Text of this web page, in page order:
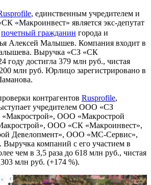
, единственным учредителем и
«Макроинвест» является экс-депутат
почетный гражданин города и
Алексей Малышев. Компания входит в
Выручка «СЗ «СК
году достигла 379 млн руб., чистая
млн руб. Юрлицо зарегистрировано в
контрагентов Rusprofile,
учредителем ООО «СЗ
ООО «Макрострой
ООО «СК «Макроинвест»,
Девелопмент», ООО «МС-Сервис»,
компаний с его участием в
чем в 3,5 раза до 618 млн руб., чистая
млн руб. (+174 %).